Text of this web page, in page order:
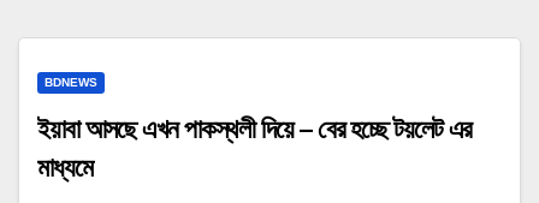
BDNEWS
ইয়াবা আসছে এখন পাকস্থলী দিয়ে – বের হচ্ছে টয়লেট এর
মাধ্যমে